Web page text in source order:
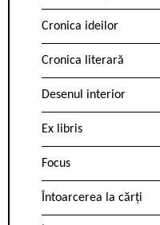
Cronica ideilor
Cronica literară
Desenul interior
Ex libris
Focus
Întoarcerea la cărți